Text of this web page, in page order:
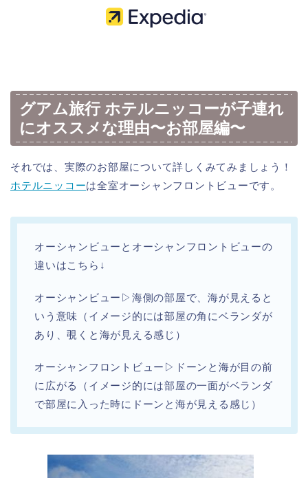
グアム旅行 ホテルニッコーが子連れ
にオススメな理由〜お部屋編〜
それでは、実際のお部屋について詳しくみてみましょう！
ホテルニッコーは全室オーシャンフロントビューです。
オーシャンビューとオーシャンフロントビューの
違いはこちら↓
オーシャンビュー▷海側の部屋で、海が見えると
いう意味（イメージ的には部屋の角にベランダが
あり、覗くと海が見える感じ）
オーシャンフロントビュー▷ドーンと海が目の前
に広がる（イメージ的には部屋の一面がベランダ
で部屋に入った時にドーンと海が見える感じ）